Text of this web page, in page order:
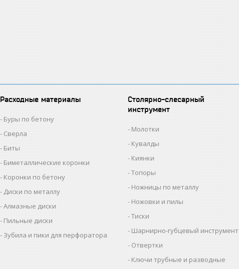
Расходные материалы
Буры по бетону
Сверла
Биты
Биметаллические коронки
Коронки по бетону
Диски по металлу
Алмазные диски
Пильные диски
Зубила и пики для перфоратора
Столярно-слесарный
инструмент
Молотки
Кувалды
Киянки
Топоры
Ножницы по металлу
Ножовки и пилы
Тиски
Шарнирно-губцевый инструмент
Отвертки
Ключи трубные и разводные